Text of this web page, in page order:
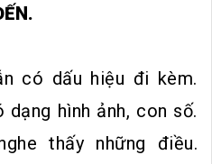
có dấu hiệu đi kèm.
hình ảnh, con số.
thấy những điều.